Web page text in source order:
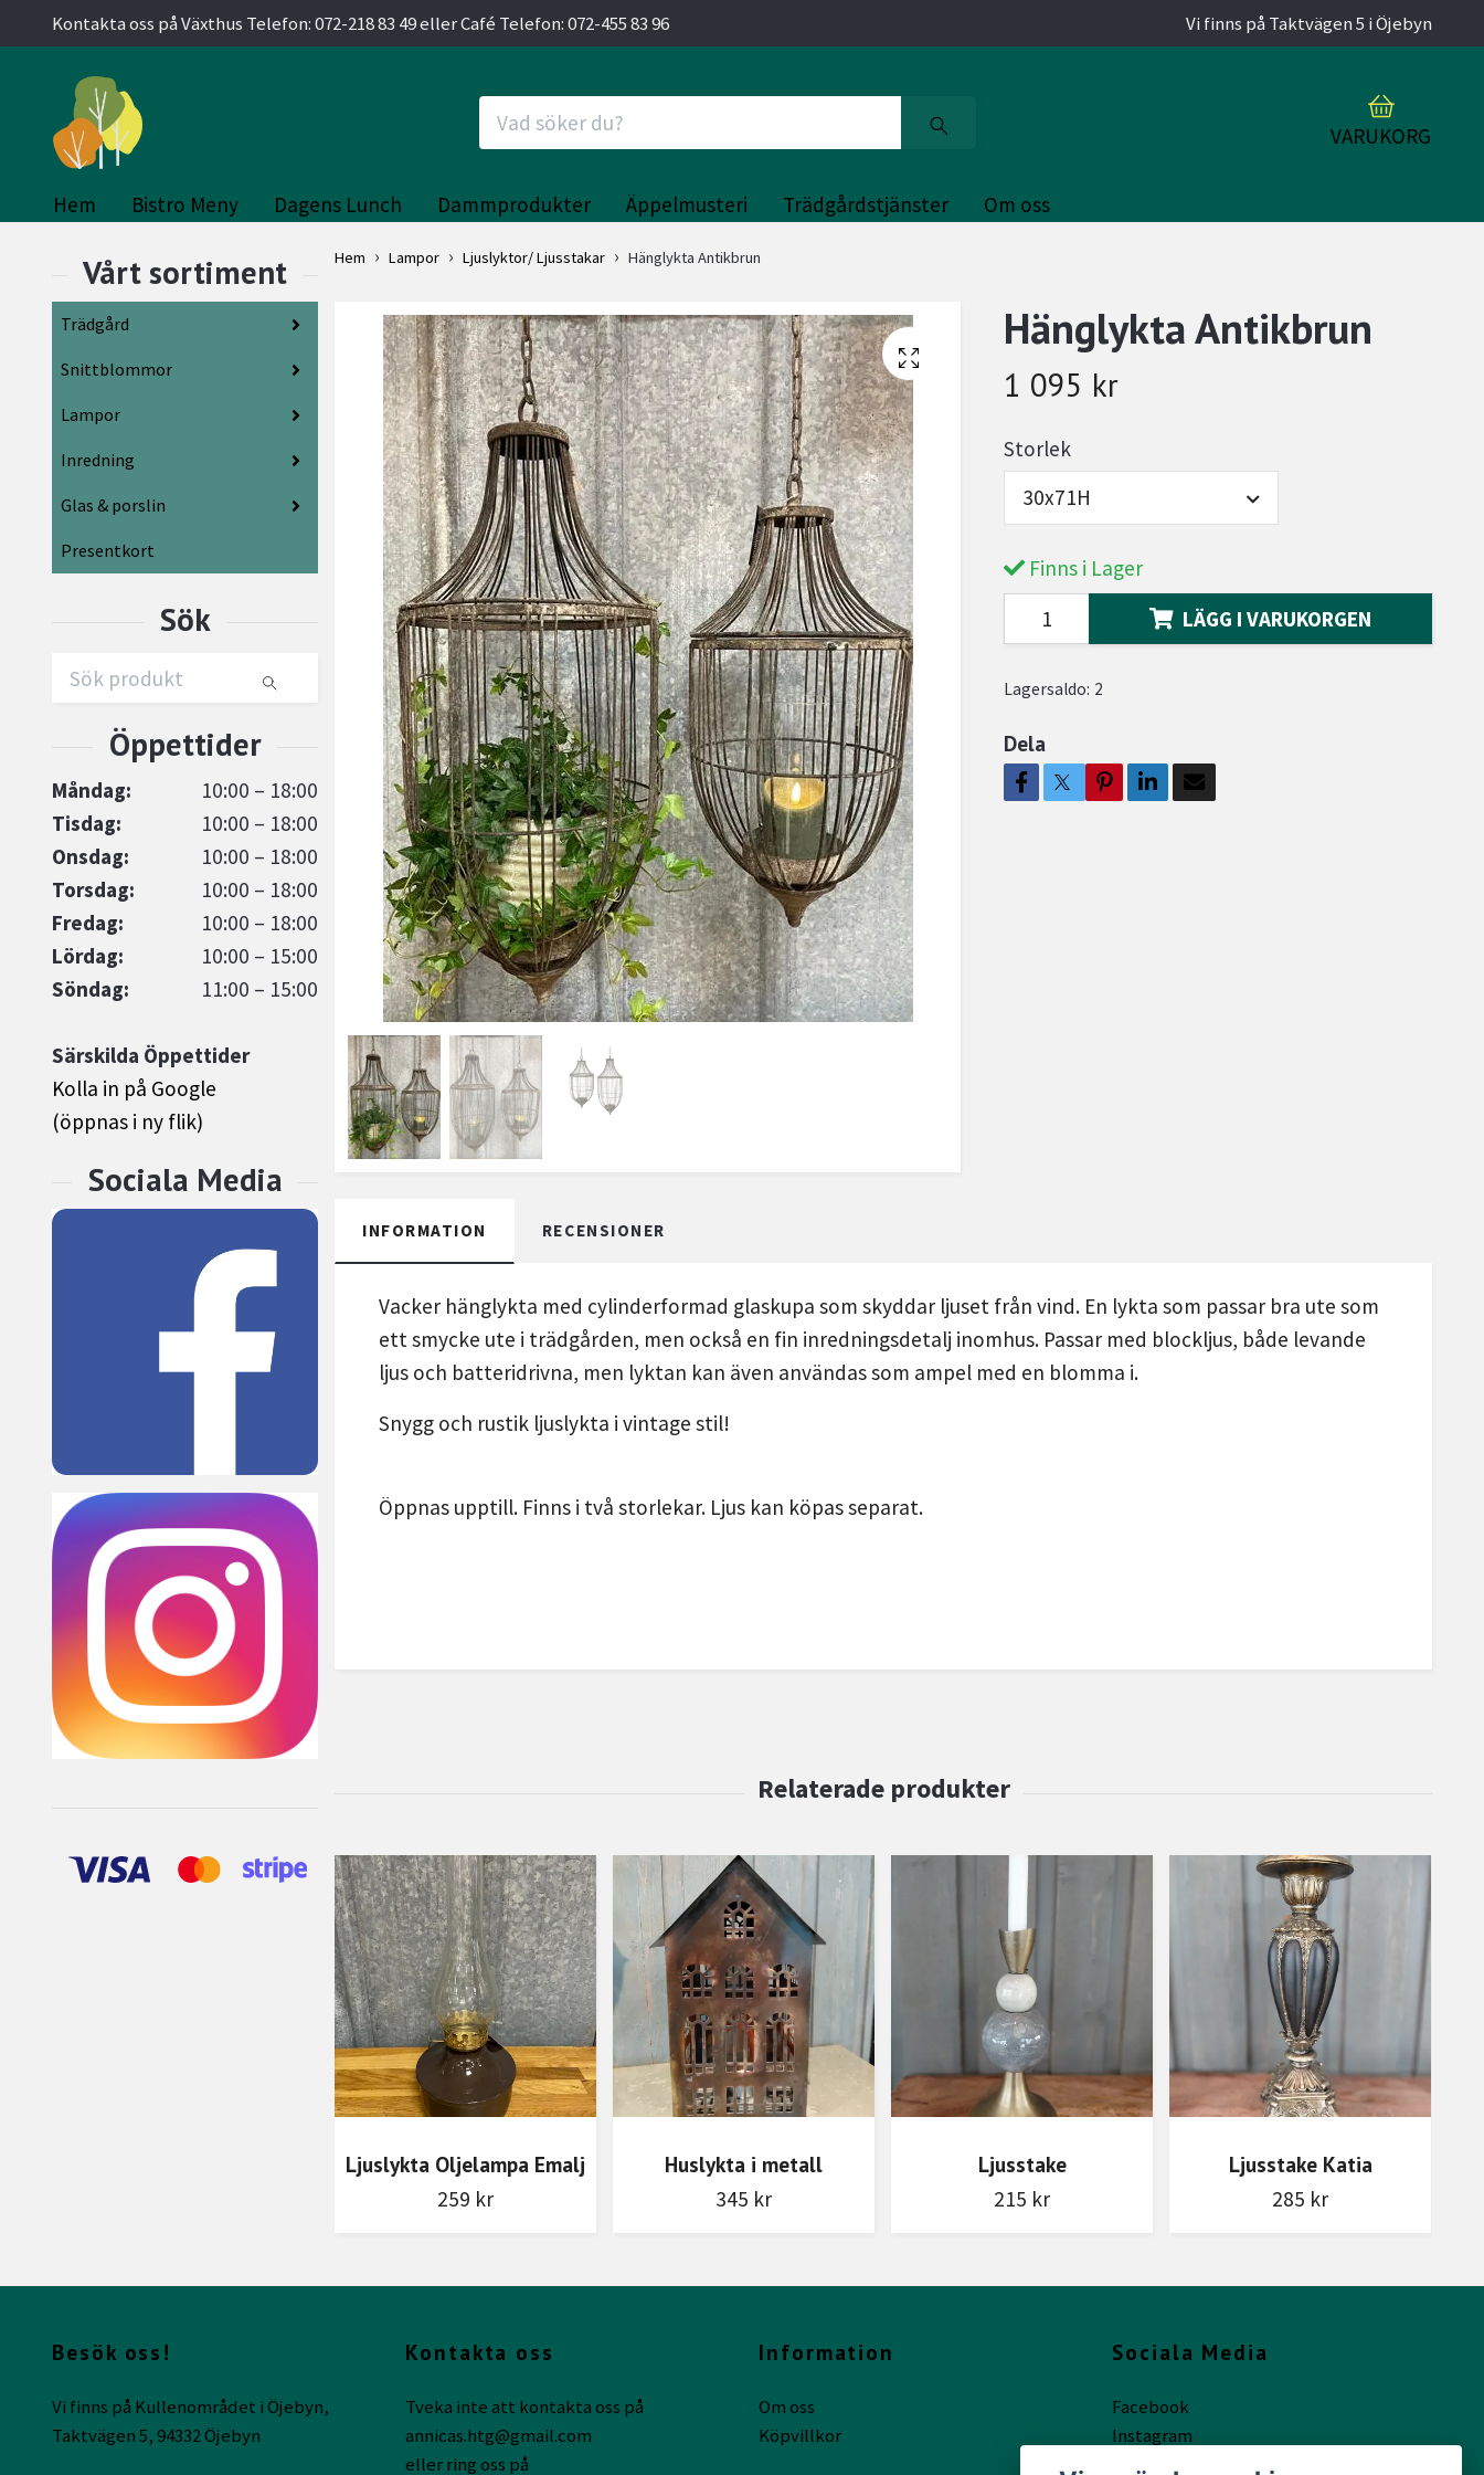
Kontakta oss på Växthus Telefon: 072-218 83 49 eller Café Telefon: 072-455 83 96 Vi finns på Taktvägen 5 i Öjebyn
VARUKORG
Hem Bistro Meny Dagens Lunch Dammprodukter Äppelmusteri Trädgårdstjänster Om oss
Trädgård
Snittblommor
Lampor
Inredning
Glas & porslin
Presentkort
Måndag:
10:00 – 18:00
Tisdag:
10:00 – 18:00
Onsdag:
10:00 – 18:00
Torsdag:
10:00 – 18:00
Fredag:
10:00 – 18:00
Lördag:
10:00 – 15:00
Söndag:
11:00 – 15:00
Särskilda Öppettider
Kolla in på Google
(öppnas i ny flik)
Hem Lampor Ljuslyktor/ Ljusstakar Hänglykta Antikbrun
Hänglykta Antikbrun
1 095 kr
Storlek
30x71H
Finns i Lager
LÄGG I VARUKORGEN
Lagersaldo: 2
Dela
INFORMATION RECENSIONER
Vacker hänglykta med cylinderformad glaskupa som skyddar ljuset från vind. En lykta som passar bra ute som
ett smycke ute i trädgården, men också en fin inredningsdetalj inomhus. Passar med blockljus, både levande
ljus och batteridrivna, men lyktan kan även användas som ampel med en blomma i.
Snygg och rustik ljuslykta i vintage stil!
Öppnas upptill. Finns i två storlekar. Ljus kan köpas separat.
Ljuslykta Oljelampa Emalj
259 kr
Huslykta i metall
345 kr
Ljusstake
215 kr
Ljusstake Katia
285 kr
Besök oss!
Vi finns på Kullenområdet i Öjebyn,
Taktvägen 5, 94332 Öjebyn
Kontakta oss
Tveka inte att kontakta oss på
annicas.htg@gmail.com
eller ring oss på
Information
Om oss
Köpvillkor
Sociala Media
Facebook
Instagram